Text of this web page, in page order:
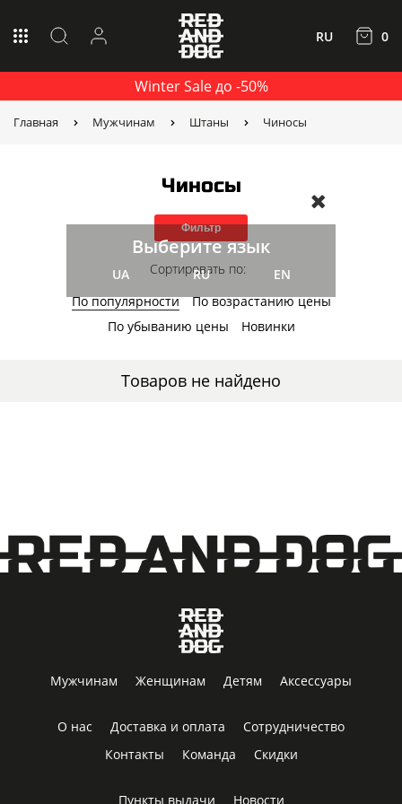
Winter Sale до -50%
RU 0
Главная Мужчинам Штаны Чиносы
Чиносы
Фильтр
Сортировать по:
По популярности
По возрастанию цены
По убыванию цены
Новинки
Товаров не найдено
Мужчинам Женщинам Детям Аксессуары
О нас Доставка и оплата
Сотрудничество
Контакты
Команда Скидки
Пункты выдачи Новости
Выберите язык
UA RU EN